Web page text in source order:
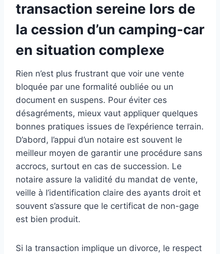
transaction sereine lors de
la cession d’un camping-car
en situation complexe
Rien n’est plus frustrant que voir une vente
bloquée par une formalité oubliée ou un
document en suspens. Pour éviter ces
désagréments, mieux vaut appliquer quelques
bonnes pratiques issues de l’expérience terrain.
D’abord, l’appui d’un notaire est souvent le
meilleur moyen de garantir une procédure sans
accrocs, surtout en cas de succession. Le
notaire assure la validité du mandat de vente,
veille à l’identification claire des ayants droit et
souvent s’assure que le certificat de non-gage
est bien produit.
Si la transaction implique un divorce, le respect